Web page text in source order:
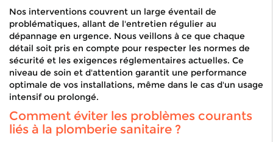
Nos interventions couvrent un large éventail de
problématiques, allant de l'entretien régulier au
dépannage en urgence. Nous veillons à ce que chaque
détail soit pris en compte pour respecter les normes de
sécurité et les exigences réglementaires actuelles. Ce
niveau de soin et d'attention garantit une performance
optimale de vos installations, même dans le cas d'un usage
intensif ou prolongé.
Comment éviter les problèmes courants
liés à la plomberie sanitaire ?